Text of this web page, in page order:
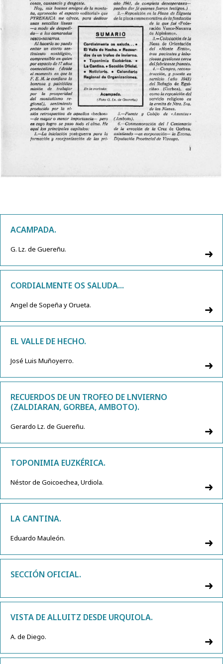
ACAMPADA.
G. Lz. de Guereñu.
CORDIALMENTE OS SALUDA...
Angel de Sopeña y Orueta.
EL VALLE DE HECHO.
José Luis Muñoyerro.
RECUERDOS DE UN TROFEO DE LNVIERNO
(ZALDIARAN, GORBEA, AMBOTO).
Gerardo Lz. de Guereñu.
TOPONIMIA EUZKÉRICA.
Néstor de Goicoechea, Urdiola.
LA CANTINA.
Eduardo Mauleón.
SECCIÓN OFICIAL.
VISTA DE ALLUITZ DESDE URQUIOLA.
A. de Diego.